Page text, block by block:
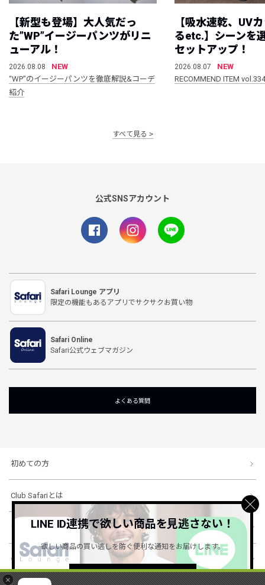
×
【新型も登場】大人気だっ
た”WP”イージーパンツがリニ
ューアル！
2026.08.08
NEW
“WP”のイージーパンツを徹底解説&コーデ
紹介
【吸水速乾、UV
るetc.】シーンを
セットアップ！
2026.08.07
NEW
RECOMMEND ITEM vol.334
すべて見る
公式SNSアカウント
Safari Lounge アプリ
限定の機能もあるアプリでサクサクお買い物
Safari Online
Safari公式ウェブマガジン
よくある質問
初めての方
Club Safariとは
ショッピングガイド
会社概要・規約
LINE ID連携で欲しい商品を見逃さない！
欲しい商品の買い逃しを防ぐ便利な通知をお届けします。
詳しくはこちら ＞